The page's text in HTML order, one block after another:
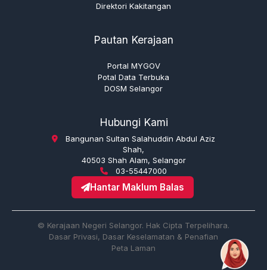
Direktori Kakitangan
Pautan Kerajaan
Portal MYGOV
Potal Data Terbuka
DOSM Selangor
Hubungi Kami
Bangunan Sultan Salahuddin Abdul Aziz
Shah,
40503 Shah Alam, Selangor
03-55447000
Hantar Maklum Balas
© Kerajaan Negeri Selangor. Hak Cipta Terpelihara.
Dasar Privasi, Dasar Keselamatan & Penafian
Peta Laman